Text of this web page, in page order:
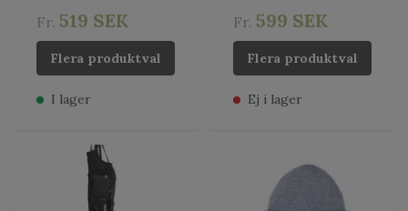
Fr. 519 SEK
Flera produktval
I lager
Fr. 599 SEK
Flera produktval
Ej i lager